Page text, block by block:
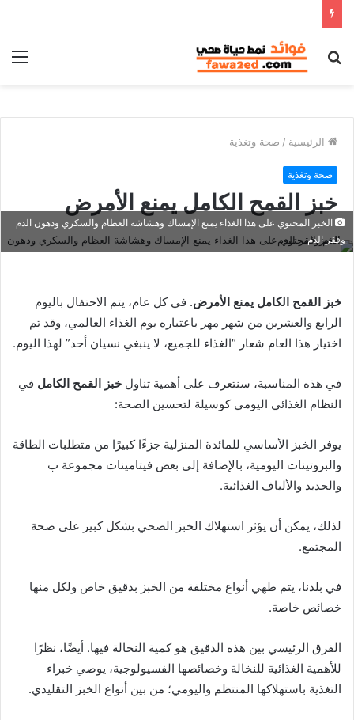
بحث
الرئيسية / صحة وتغذية
صحة وتغذية
خبز القمح الكامل يمنع الأمرض
الخبز المحتوي على هذا الغذاء يمنع الإمساك وهشاشة العظام والسكري ودهون الدم
وفقر الدم
خبز القمح الكامل يمنع الأمرض. في كل عام، يتم الاحتفال باليوم
الرابع والعشرين من شهر مهر باعتباره يوم الغذاء العالمي، وقد تم
اختيار هذا العام شعار “الغذاء للجميع، لا ينبغي نسيان أحد” لهذا اليوم.
في هذه المناسبة، سنتعرف على أهمية تناول خبز القمح الكامل في
النظام الغذائي اليومي كوسيلة لتحسين الصحة:
يوفر الخبز الأساسي للمائدة المنزلية جزءًا كبيرًا من متطلبات الطاقة
والبروتينات اليومية، بالإضافة إلى بعض فيتامينات مجموعة ب
والحديد والألياف الغذائية.
لذلك، يمكن أن يؤثر استهلاك الخبز الصحي بشكل كبير على صحة
المجتمع.
في بلدنا، يتم طهي أنواع مختلفة من الخبز بدقيق خاص ولكل منها
خصائص خاصة.
الفرق الرئيسي بين هذه الدقيق هو كمية النخالة فيها. أيضًا، نظرًا
للأهمية الغذائية للنخالة وخصائصها الفسيولوجية، يوصي خبراء
التغذية باستهلاكها المنتظم واليومي؛ من بين أنواع الخبز التقليدي.